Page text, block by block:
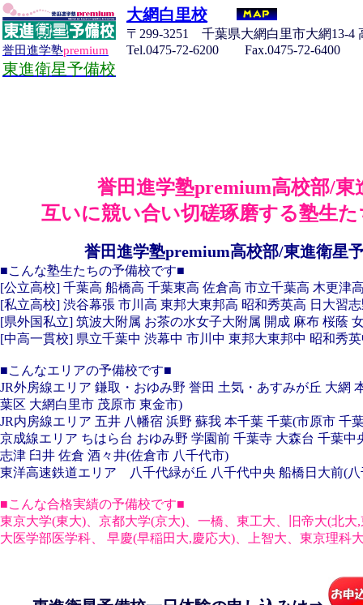
誉田進学塾premium
東進衛星予備校
大網白里校
〒299-3251 千葉県大網白里市大網13-4
Tel.0475-72-6200 Fax.0475-72-6400
誉田進学塾premium高校部/
互いに競い合い切磋琢磨する塾生
誉田進学塾premium高校部/東進衛星
■こんな塾生たちの予備校です■
[公立高校] 千葉高 船橋高 千葉東高 佐倉高 市立千葉高 木更津
[私立高校] 渋谷幕張 市川高 東邦大東邦高 昭和秀英高 日大習
[県外国私立] 筑波大附属 お茶の水女子大附属 開成 麻布 桜蔭
[中高一貫校] 県立千葉中 渋幕中 市川中 東邦大東邦中 昭和秀
■こんなエリアの予備校です■
JR外房線エリア 鎌取・おゆみ野 誉田 土気・あすみが丘 大網
葉区 大網白里市 茂原市 東金市)
JR内房線エリア 五井 八幡宿 浜野 蘇我 本千葉 千葉(市原市 千
京成線エリア ちはら台 おゆみ野 学園前 千葉寺 大森台 千葉
志津 臼井 佐倉 酒々井(佐倉市 八千代市)
東洋高速鉄道エリア 八千代緑が丘 八千代中央 船橋日大前(八
■こんな合格実績の予備校です■
東京大学(東大)、京都大学(京大)、一橋、東工大、旧帝大(北
大医学部医学科、 早慶(早稲田大,慶応大)、上智大、東京理科